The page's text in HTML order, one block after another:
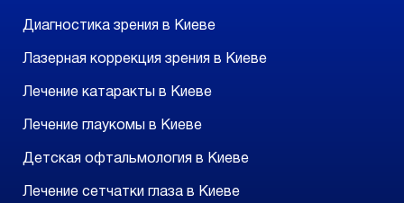
Диагностика зрения в Киеве
Лазерная коррекция зрения в Киеве
Лечение катаракты в Киеве
Лечение глаукомы в Киеве
Детская офтальмология в Киеве
Лечение сетчатки глаза в Киеве